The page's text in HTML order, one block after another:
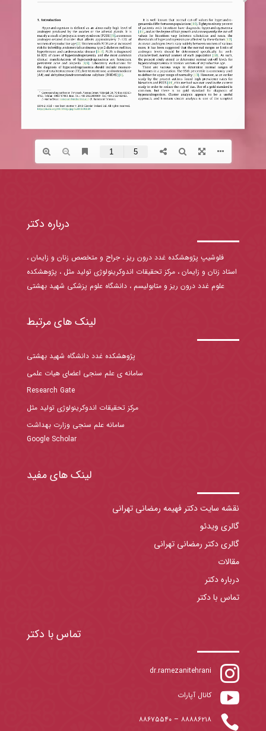
درباره دکتر
فلوشیپ پژوهشکده غدد درون ریز ، جراح و متخصص زنان و زایمان ،
استاد زنان و زایمان ، مرکز تحقیقات اندوکرینولوژی تولید مثل ، پژوهشکده
علوم غدد درون ریز و متابولیسم ، دانشگاه علوم پزشکی شهید بهشتی
لینک های مرتبط
پژوهشکده غدد دانشگاه شهید بهشتی
سامانه ی علم سنجی اعضای هیات علمی
Research Gate
مرکز تحقیقات اندوکرینولوژی تولید مثل
سامانه علم سنجی وزارت بهداشت
Google Scholar
لینک های مفید
نقشه سایت دکتر فهیمه رمضانی تهرانی
گالری ویدئو
گالری دکتر رمضانی تهرانی
مقالات
درباره دکتر
تماس با دکتر
تماس با دکتر

dr.ramezanitehrani
 کانال آپارات
 ۸۸۸۸۶۲۱۸– ۸۸۶۷۵۵۴۰